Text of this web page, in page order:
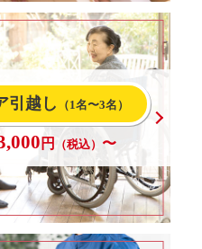
引越し （1名〜3名）
円 （税込） 〜